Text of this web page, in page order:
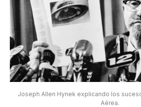
Joseph Allen Hynek explicando los
Aérea.